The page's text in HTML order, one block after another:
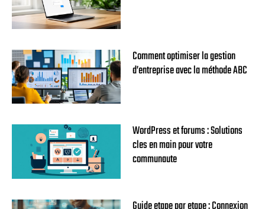
Comment optimiser la gestion
d’entreprise avec la méthode ABC
WordPress et forums : Solutions
cles en main pour votre
communaute